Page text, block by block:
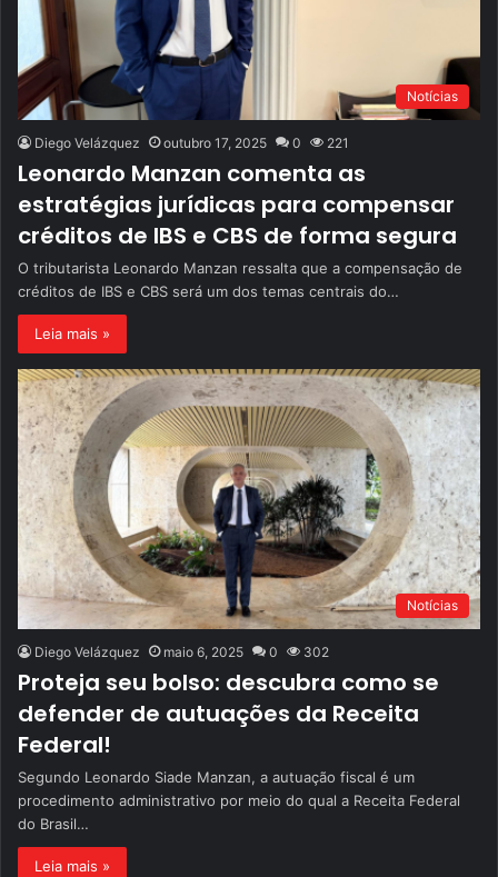
Notícias
Diego Velázquez outubro 17, 2025 0 221
Leonardo Manzan comenta as
estratégias jurídicas para compensar
créditos de IBS e CBS de forma segura
O tributarista Leonardo Manzan ressalta que a compensação de
créditos de IBS e CBS será um dos temas centrais do…
Leia mais »
Notícias
Diego Velázquez maio 6, 2025 0 302
Proteja seu bolso: descubra como se
defender de autuações da Receita
Federal!
Segundo Leonardo Siade Manzan, a autuação fiscal é um
procedimento administrativo por meio do qual a Receita Federal
do Brasil…
Leia mais »